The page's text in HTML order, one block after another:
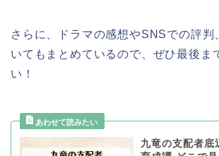
さらに、ドラマの感想やSNSでの評判
いてもまとめているので、ぜひ最後ま
い！
九竜の支配者底